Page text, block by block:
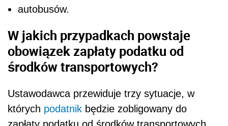
autobusów.
W jakich przypadkach powstaje
obowiązek zapłaty podatku od
środków transportowych?
Ustawodawca przewiduje trzy sytuacje, w
których podatnik będzie zobligowany do